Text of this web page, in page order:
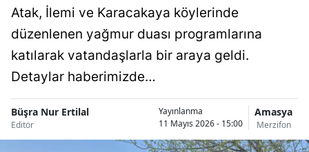
Atak, İlemi ve Karacakaya köylerinde
düzenlenen yağmur duası programlarına
katılarak vatandaşlarla bir araya geldi.
Detaylar haberimizde…
Büşra Nur Ertilal
Editör
Yayınlanma
11 Mayıs 2026 - 15:00
Amasya
Merzifon